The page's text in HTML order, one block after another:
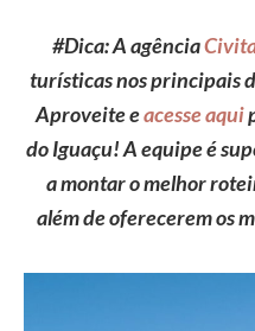
#Dica: A agência
turísticas nos principais
Aproveite eacesse aqui
do Iguaçu! A equipe é
a montar o melhor
além de oferecerem os